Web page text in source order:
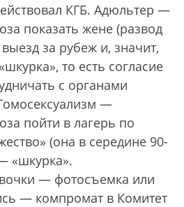
КГБ. Адюльтер —
показать жене (развод
за рубеж и, значит,
то есть согласие
с органами
—
пойти в лагерь по
(она в середине 90-
«шкурка».
— фотосъемка или
— компромат в Комитет